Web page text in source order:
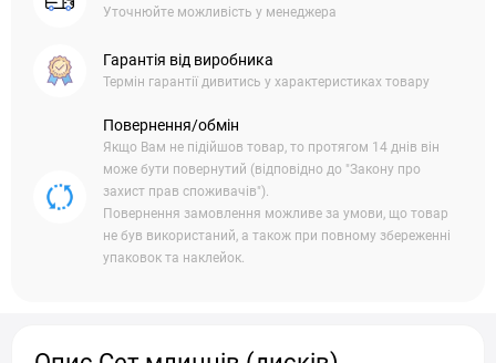
Уточнюйте можливість у менеджера
Гарантія від виробника
Термін гарантії дивитись у характеристиках товару
Повернення/обмін
Якщо Вам не підійшов товар, то протягом 14 днів він
може бути повернутий (відповідно до "Закону про
захист прав споживачів").
Повернення замовлення можливе за умови, що товар
не був використаний, а також при повному збереженні
упаковок та наклейок.